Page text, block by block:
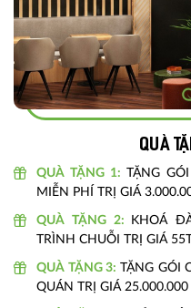
Quà
QUÀ TẶNG 1: TẶNG
MIỄN PHÍ TRỊ GIÁ
QUÀ TẶNG 2:
KHOÁ
TRÌNH CHUỖI TRỊ GIÁ
QUÀ TẶNG 3: TẶNG GÓI
QUÁN TRỊ GIÁ 25.000.000